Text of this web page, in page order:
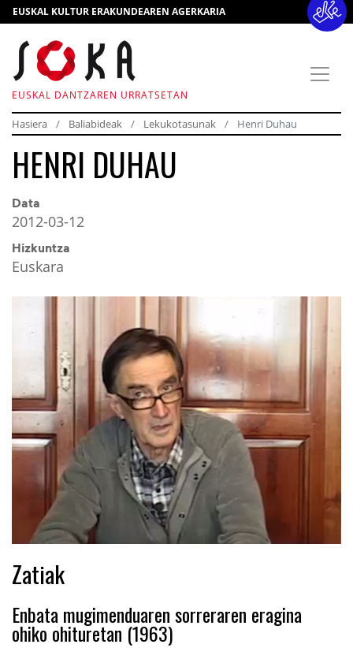
EUSKAL KULTUR ERAKUNDEAREN AGERKARIA
EUSKAL DANTZAREN URRATSETAN
Hasiera Baliabideak Lekukotasunak Henri Duhau
HENRI DUHAU
Data
2012-03-12
Hizkuntza
Euskara
Zatiak
Enbata mugimenduaren sorreraren eragina
ohiko ohituretan (1963)